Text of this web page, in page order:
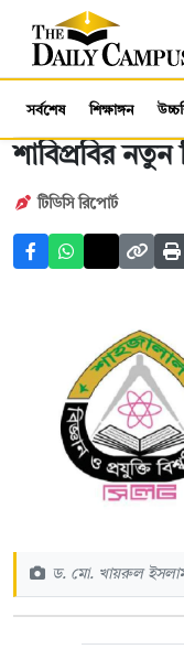
সর্বশেষ শিক্ষাঙ্গন
শাবিপ্রবির
টিডিসি রিপোর্ট
ড. মো. খায়রুল